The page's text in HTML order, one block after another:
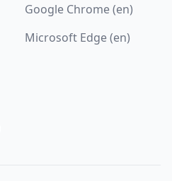
Google Chrome (en)
Microsoft Edge (en)